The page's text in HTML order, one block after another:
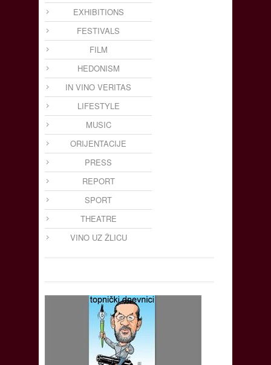
EXHIBITIONS
FESTIVALS
FILM
HEDONISM
IN VINO VERITAS
LIFESTYLE
MUSIC
ORIJENTACIJE
PRESS
REPORT
SPORT
THEATRE
VINO UZ ŽLICU